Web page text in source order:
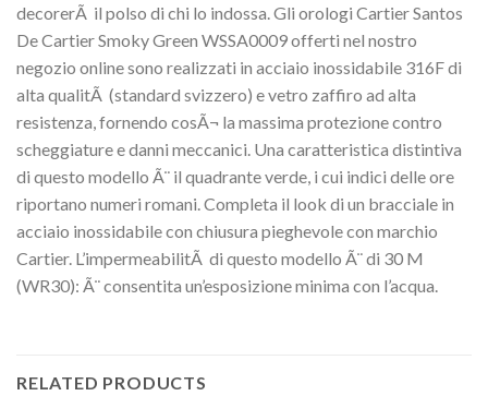
decorerÃ il polso di chi lo indossa. Gli orologi Cartier Santos
De Cartier Smoky Green WSSA0009 offerti nel nostro
negozio online sono realizzati in acciaio inossidabile 316F di
alta qualitÃ (standard svizzero) e vetro zaffiro ad alta
resistenza, fornendo cosÃ¬ la massima protezione contro
scheggiature e danni meccanici. Una caratteristica distintiva
di questo modello Ã¨ il quadrante verde, i cui indici delle ore
riportano numeri romani. Completa il look di un bracciale in
acciaio inossidabile con chiusura pieghevole con marchio
Cartier. L’impermeabilitÃ di questo modello Ã¨ di 30 M
(WR30): Ã¨ consentita un’esposizione minima con l’acqua.
RELATED PRODUCTS